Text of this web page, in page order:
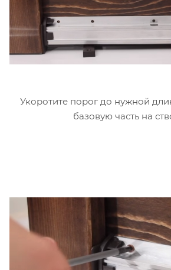
Укоротите порог до нужной
базовую часть на